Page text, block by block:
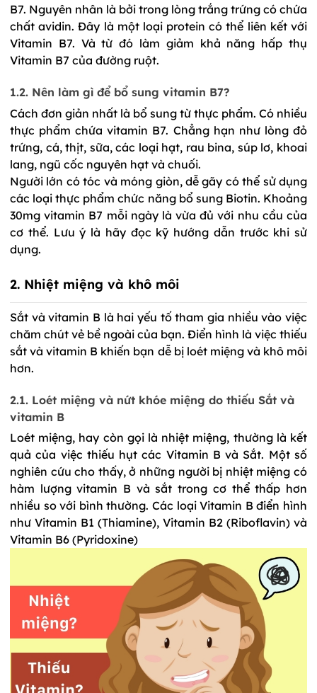
B7. Nguyên nhân là bởi trong lòng trắng trứng có chứa
chất avidin. Đây là một loại protein có thể liên kết với
Vitamin B7. Và từ đó làm giảm khả năng hấp thụ
Vitamin B7 của đường ruột.
1.2. Nên làm gì để bổ sung vitamin B7?
Cách đơn giản nhất là bổ sung từ thực phẩm. Có nhiều
thực phẩm chứa vitamin B7. Chẳng hạn như lòng đỏ
trứng, cá, thịt, sữa, các loại hạt, rau bina, súp lơ, khoai
lang, ngũ cốc nguyên hạt và chuối.
Người lớn có tóc và móng giòn, dễ gãy có thể sử dụng
các loại thực phẩm chức năng bổ sung Biotin. Khoảng
30mg vitamin B7 mỗi ngày là vừa đủ với nhu cầu của
cơ thể. Lưu ý là hãy đọc kỹ hướng dẫn trước khi sử
dụng.
2. Nhiệt miệng và khô môi
Sắt và vitamin B là hai yếu tố tham gia nhiều vào việc
chăm chút vẻ bề ngoài của bạn. Điển hình là việc thiếu
sắt và vitamin B khiến bạn dễ bị loét miệng và khô môi
hơn.
2.1. Loét miệng và nứt khóe miệng do thiếu Sắt và
vitamin B
Loét miệng, hay còn gọi là nhiệt miệng, thường là kết
quả của việc thiếu hụt các Vitamin B và Sắt. Một số
nghiên cứu cho thấy, ở những người bị nhiệt miệng có
hàm lượng vitamin B và sắt trong cơ thể thấp hơn
nhiều so với bình thường. Các loại Vitamin B điển hình
như Vitamin B1 (Thiamine), Vitamin B2 (Riboflavin) và
Vitamin B6 (Pyridoxine)